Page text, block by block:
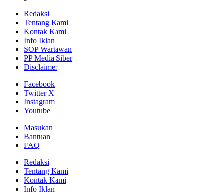
Redaksi
Tentang Kami
Kontak Kami
Info Iklan
SOP Wartawan
PP Media Siber
Disclaimer
Facebook
Twitter X
Instagram
Youtube
Masukan
Bantuan
FAQ
Redaksi
Tentang Kami
Kontak Kami
Info Iklan